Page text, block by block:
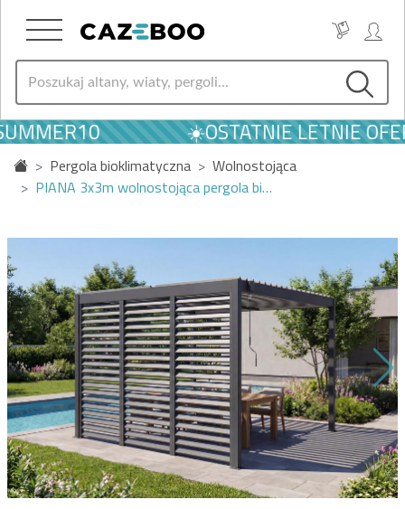
☀️OSTATNIE LETNIE
Pergola bioklimatyczna
Wolnostojąca
PIANA 3x3m wolnostojąca pergola bi…